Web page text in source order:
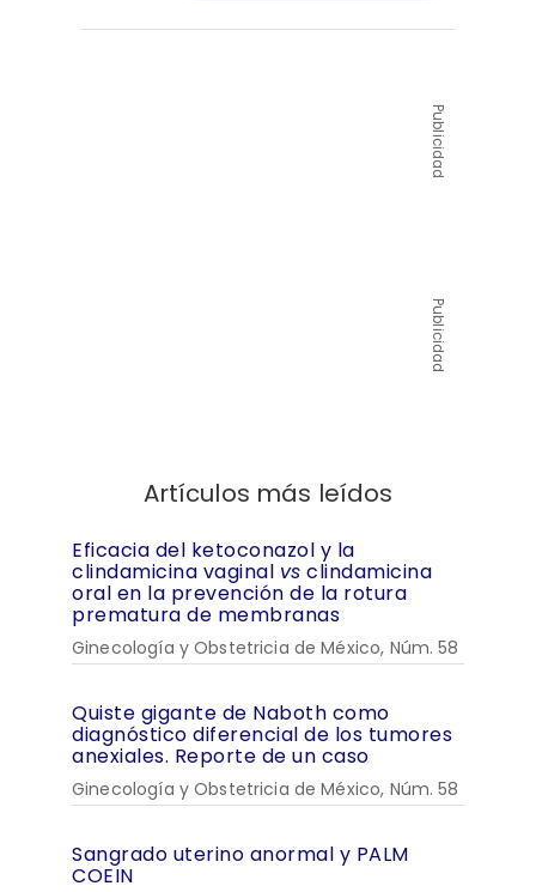
Publicidad
Publicidad
Artículos más leídos
Eficacia del ketoconazol y la
clindamicina vaginal vs clindamicina
oral en la prevención de la rotura
prematura de membranas
Ginecología y Obstetricia de México, Núm. 58
Quiste gigante de Naboth como
diagnóstico diferencial de los tumores
anexiales. Reporte de un caso
Ginecología y Obstetricia de México, Núm. 58
Sangrado uterino anormal y PALM
COEIN